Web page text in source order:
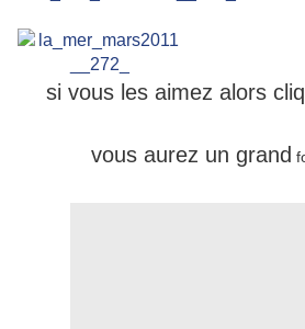
si vous les aimez alors
vous aurez un grand